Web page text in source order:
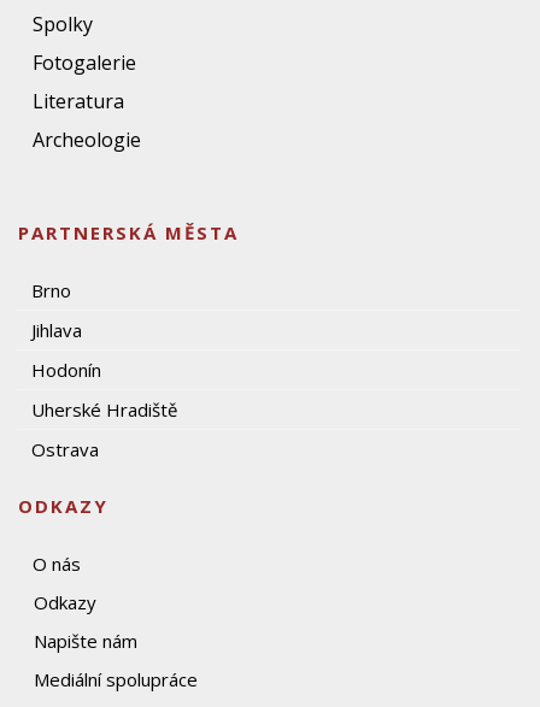
Spolky
Fotogalerie
Literatura
Archeologie
PARTNERSKÁ MĚSTA
Brno
Jihlava
Hodonín
Uherské Hradiště
Ostrava
ODKAZY
O nás
Odkazy
Napište nám
Mediální spolupráce